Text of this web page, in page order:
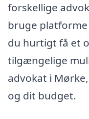
forskellige
bruge
du hurtigt få et
tilgængelige
advokat i
og dit budget.